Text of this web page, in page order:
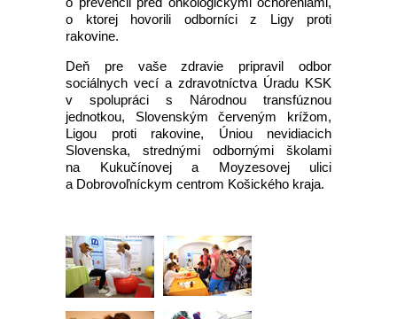
o ktorej hovorili odborníci z Ligy proti
rakovine.
Deň pre vaše zdravie pripravil odbor
sociálnych vecí a zdravotníctva Úradu KSK
v spolupráci s Národnou transfúznou
jednotkou, Slovenským červeným krížom,
Ligou proti rakovine, Úniou nevidiacich
Slovenska, strednými odbornými školami
na Kukučínovej a Moyzesovej ulici
a Dobrovoľníckym centrom Košického kraja.